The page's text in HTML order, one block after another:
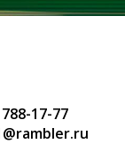
17-77